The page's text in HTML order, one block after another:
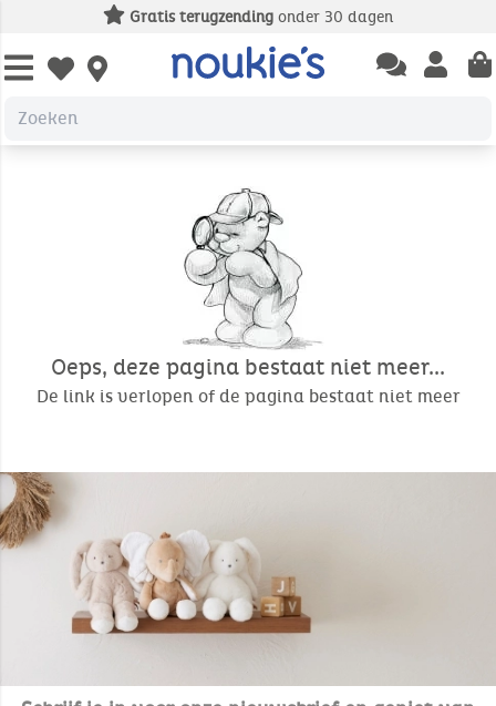
Gratis terugzending onder 30 dagen
Open wishlist Open
Open
Oeps, deze pagina bestaat niet meer...
De link is verlopen of de pagina bestaat niet meer